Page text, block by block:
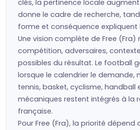
clés, la pertinence locale
donne le cadre de recherche,
forme et conséquence expliquent
Une vision complète de Free (Fra)
compétition, adversaires,
possibles du résultat. Le football
lorsque le calendrier le demande,
tennis, basket, cyclisme, handball
mécaniques restent intégrés à la
française.
Pour Free (Fra), la priorité dépend